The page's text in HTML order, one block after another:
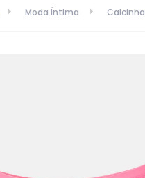
Moda Íntima Calcinha